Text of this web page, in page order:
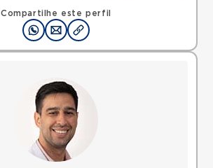
Compartilhe este perfil